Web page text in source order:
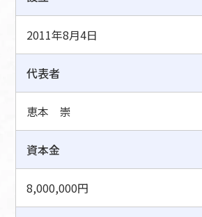
2011年8月4日
代表者
恵本 崇
資本金
8,000,000円